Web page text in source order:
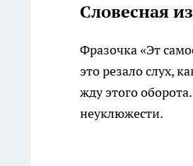
Словесная
Фразочка «Эт
это резало слух,
жду этого
неуклюжести.